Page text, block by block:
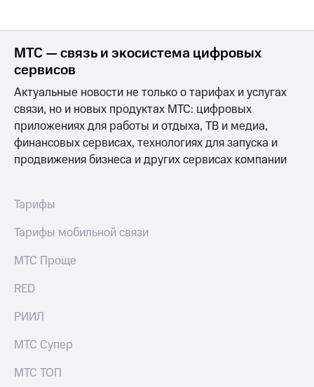
в
и акционерам
управление
Корпоративный
секретарь
Раскрытие
информации
"МТС"
акционеров
Личный
и
Рынок
МТС — связь и экосистема цифровых
сервисов
Актуальные новости не только о тарифах и услугах
связи, но и новых продуктах МТС: цифровых
приложениях для работы и отдыха, ТВ и медиа,
финансовых сервисах, технологиях для запуска и
продвижения бизнеса и других сервисах компании
Тарифы
Тарифы мобильной связи
МТС Проще
RED
РИИЛ
МТС Супер
МТС ТОП